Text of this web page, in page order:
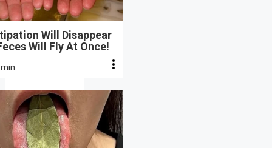
Will Disappear
Will Fly At Once!